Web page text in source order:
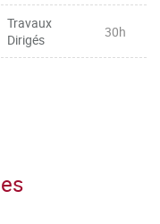
Travaux
Dirigés
30h